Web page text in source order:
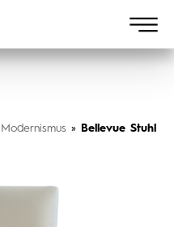
Modernismus » Bellevue Stuhl